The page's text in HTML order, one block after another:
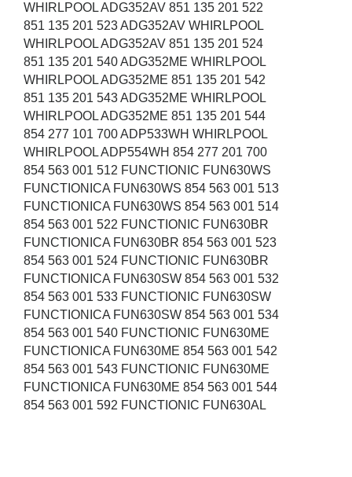
WHIRLPOOL ADG352AV 851 135 201 522
851 135 201 523 ADG352AV WHIRLPOOL
WHIRLPOOL ADG352AV 851 135 201 524
851 135 201 540 ADG352ME WHIRLPOOL
WHIRLPOOL ADG352ME 851 135 201 542
851 135 201 543 ADG352ME WHIRLPOOL
WHIRLPOOL ADG352ME 851 135 201 544
854 277 101 700 ADP533WH WHIRLPOOL
WHIRLPOOL ADP554WH 854 277 201 700
854 563 001 512 FUNCTIONIC FUN630WS
FUNCTIONICA FUN630WS 854 563 001 513
FUNCTIONICA FUN630WS 854 563 001 514
854 563 001 522 FUNCTIONIC FUN630BR
FUNCTIONICA FUN630BR 854 563 001 523
854 563 001 524 FUNCTIONIC FUN630BR
FUNCTIONICA FUN630SW 854 563 001 532
854 563 001 533 FUNCTIONIC FUN630SW
FUNCTIONICA FUN630SW 854 563 001 534
854 563 001 540 FUNCTIONIC FUN630ME
FUNCTIONICA FUN630ME 854 563 001 542
854 563 001 543 FUNCTIONIC FUN630ME
FUNCTIONICA FUN630ME 854 563 001 544
854 563 001 592 FUNCTIONIC FUN630AL